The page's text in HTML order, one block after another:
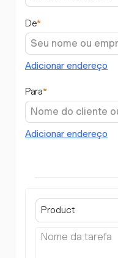
De*
Adicionar endereço
Para*
Adicionar endereço
Product